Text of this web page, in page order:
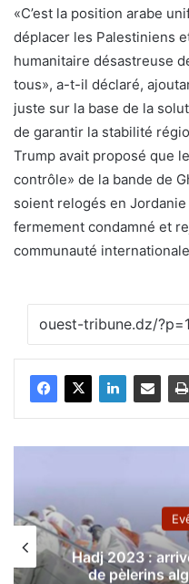
«C’est la position arabe
déplacer les Palestiniens
humanitaire désastreuse
tous», a-t-il déclaré,
juste sur la base de la
de garantir la stabilité
Trump avait proposé que
contrôle» de la bande de
soient relogés en
fermement condamné et
communauté
Hadj 2023 :
de pèlerins